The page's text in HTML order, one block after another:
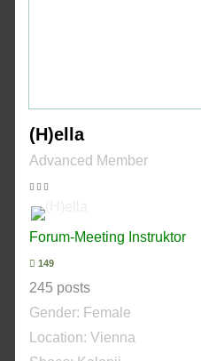
(H)ella
Advanced Member
Forum-Meeting Instruktor
149
245 posts
Gender: Female
Location: Vienna